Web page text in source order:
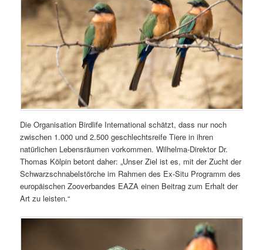
Die Organisation Birdlife International schätzt, dass nur noch
zwischen 1.000 und 2.500 geschlechtsreife Tiere in ihren
natürlichen Lebensräumen vorkommen. Wilhelma-Direktor Dr.
Thomas Kölpin betont daher: „Unser Ziel ist es, mit der Zucht der
Schwarzschnabelstörche im Rahmen des Ex-Situ Programm des
europäischen Zooverbandes EAZA einen Beitrag zum Erhalt der
Art zu leisten.“